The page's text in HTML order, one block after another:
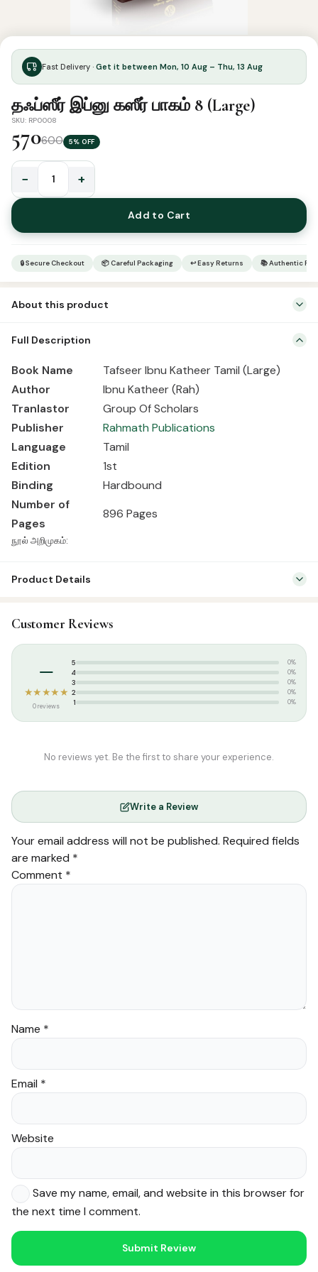
Fast Delivery · Get it between Mon, 10 Aug – Thu, 13 Aug
தஃப்ஸீர் இப்னு கஸீர் பாகம் 8 (Large)
SKU: RP0008
570600 5% OFF
இப்னு
கஸீர்
பாகம்
− +
Add to Cart
🔒 Secure Checkout 📦 Careful Packaging ↩ Easy Returns 📚 Authentic
About this product
(Rah) Tranlastor Group Of Scholars Publisher Rahmath Publications
Language Tamil Edition 1st Binding Hardbound Number of Pages
Full Description
Book Name
Tafseer Ibnu Katheer Tamil (Large)
Author
Ibnu Katheer (Rah)
Tranlastor
Group Of Scholars
Publisher
Rahmath Publications
Language
Tamil
Edition
1st
Binding
Hardbound
Number of
Pages
896 Pages
நூல் அறிமுகம்:
Product Details
Categories: Qur’an & Tafseer
Customer Reviews
–
★★★★★
0 reviews
5 0%
4 0%
3 0%
2 0%
1 0%
No reviews yet. Be the first to share your experience.
Write a Review
Your email address will not be published. Required fields
are marked *
Comment *
Name *
Email *
Website
Save my name, email, and website in this browser for
the next time I comment.
Noor — Sunnah Shopping AI